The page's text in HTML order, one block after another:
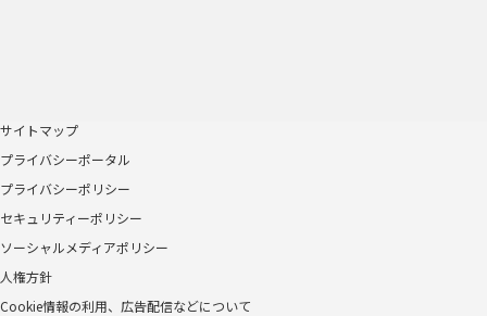
サイトマップ
プライバシーポータル
プライバシーポリシー
セキュリティーポリシー
ソーシャルメディアポリシー
人権方針
Cookie情報の利用、広告配信などについて